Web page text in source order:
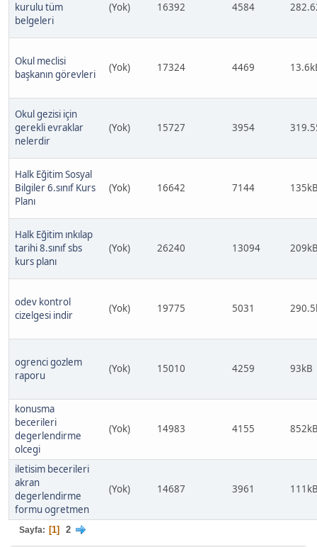
kurulu tüm
belgeleri
(Yok) 16392 4584
Okul meclisi
başkanın görevleri
(Yok) 17324 4469
Okul gezisi için
gerekli evraklar
nelerdir
(Yok) 15727 3954
Halk Eğitim Sosyal
Bilgiler 6.sınıf Kurs
Planı
(Yok) 16642 7144
Halk Eğitim ınkılap
tarihi 8.sınıf sbs
kurs planı
(Yok) 26240 13094
odev kontrol
cizelgesi indir
(Yok) 19775 5031
ogrenci gozlem
raporu
(Yok) 15010 4259 93kB
konusma
becerileri
degerlendirme
olcegi
(Yok) 14983 4155
iletisim becerileri
akran
degerlendirme
formu ogretmen
(Yok) 14687 3961
Sayfa 1 2